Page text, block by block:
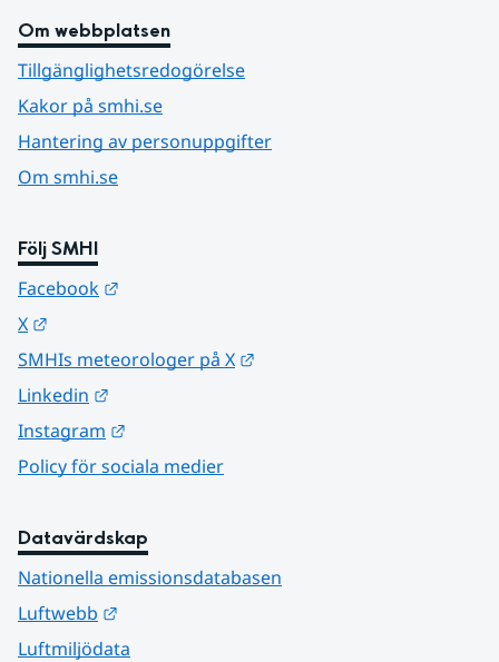
Om webbplatsen
Tillgänglighetsredogörelse
Kakor på smhi.se
Hantering av personuppgifter
Om smhi.se
Följ SMHI
Facebook
X
SMHIs meteorologer på X
Linkedin
Instagram
Policy för sociala medier
Datavärdskap
Nationella emissionsdatabasen
Luftwebb
Luftmiljödata